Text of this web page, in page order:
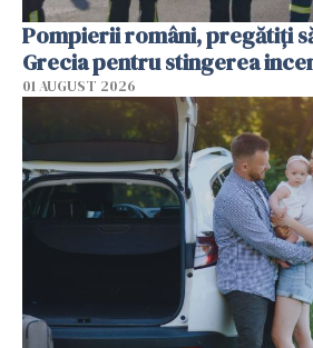
Pompierii români, pregătiţi
Grecia pentru stingerea
01 AUGUST 2026